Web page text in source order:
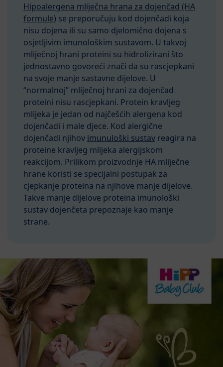
Hipoalergena mliječna hrana za dojenčad (HA
formule) se preporučuju kod dojenčadi koja
nisu dojena ili su samo djelomično dojena s
osjetljivim imunološkim sustavom. U takvoj
mliječnoj hrani proteini su hidrolizirani što
jednostavno govoreći znači da su rascjepkani
na svoje manje sastavne dijelove. U
“normalnoj” mliječnoj hrani za dojenčad
proteini nisu rascjepkani. Protein kravljeg
mlijeka je jedan od najčešćih alergena kod
dojenčadi i male djece. Kod alergične
dojenčadi njihov imunuloški sustav reagira na
proteine kravljeg mlijeka alergijskom
reakcijom. Prilikom proizvodnje HA mliječne
hrane koristi se specijalni postupak za
cjepkanje proteina na njihove manje dijelove.
Takve manje dijelove proteina imunološki
sustav dojenčeta prepoznaje kao manje
strane.